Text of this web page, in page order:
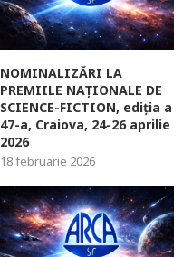
NOMINALIZĂRI LA
PREMIILE NAȚIONALE DE
SCIENCE-FICTION, ediția a
47-a, Craiova, 24-26 aprilie
2026
18 februarie 2026